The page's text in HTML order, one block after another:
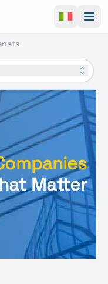
Matter